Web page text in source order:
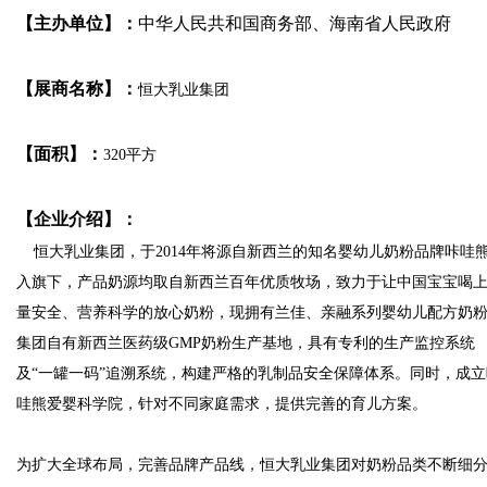
【主办单位】： 中华人民共和国商务部、海南省人民政府
【展商名称】：恒大乳业集团
【面积】： 320平方
【企业介绍】：
恒大乳业集团，于2014年将源自新西兰的知名婴幼儿奶粉品牌咔哇
入旗下，产品奶源均取自新西兰百年优质牧场，致力于让中国宝宝喝
量安全、营养科学的放心奶粉，现拥有兰佳、亲融系列婴幼儿配方奶
集团自有新西兰医药级GMP奶粉生产基地，具有专利的生产监控系统
及“一罐一码”追溯系统，构建严格的乳制品安全保障体系。同时，成
哇熊爱婴科学院，针对不同家庭需求，提供完善的育儿方案。
为扩大全球布局，完善品牌产品线，恒大乳业集团对奶粉品类不断细